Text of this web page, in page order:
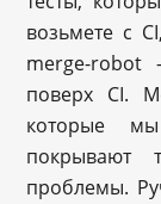
возьмете с
merge-robot
поверх CI.
которые
покрывают
проблемы.